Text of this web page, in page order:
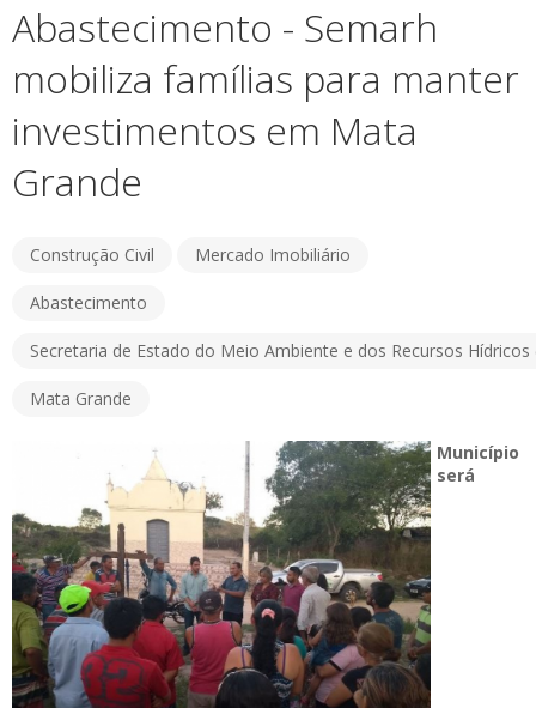
Abastecimento - Semarh
mobiliza famílias para manter
investimentos em Mata
Grande
Construção Civil Mercado Imobiliário
Abastecimento
Secretaria de Estado do Meio Ambiente e dos Recursos Hídricos
Mata Grande
Município
será